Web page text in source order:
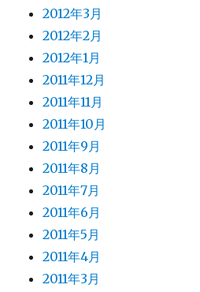
2012年3月
2012年2月
2012年1月
2011年12月
2011年11月
2011年10月
2011年9月
2011年8月
2011年7月
2011年6月
2011年5月
2011年4月
2011年3月